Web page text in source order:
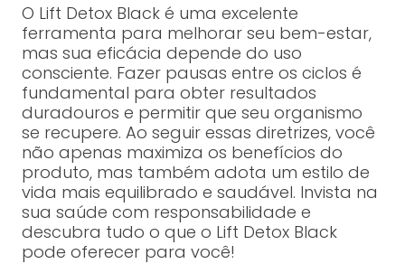
O Lift Detox Black é uma excelente
ferramenta para melhorar seu bem-estar,
mas sua eficácia depende do uso
consciente. Fazer pausas entre os ciclos é
fundamental para obter resultados
duradouros e permitir que seu organismo
se recupere. Ao seguir essas diretrizes, você
não apenas maximiza os benefícios do
produto, mas também adota um estilo de
vida mais equilibrado e saudável. Invista na
sua saúde com responsabilidade e
descubra tudo o que o Lift Detox Black
pode oferecer para você!